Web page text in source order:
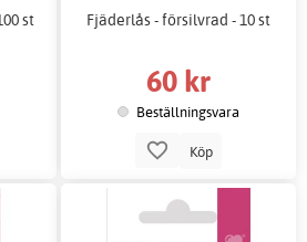
st Fjäderlås - försilvrad - 10 st
60 kr
Beställningsvara
Köp